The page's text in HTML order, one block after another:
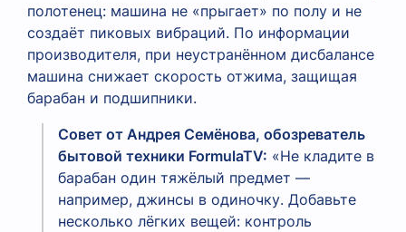
полотенец: машина не «прыгает» по полу и не
создаёт пиковых вибраций. По информации
производителя, при неустранённом дисбалансе
машина снижает скорость отжима, защищая
барабан и подшипники.
Совет от Андрея Семёнова, обозреватель
бытовой техники FormulaTV: «Не кладите в
барабан один тяжёлый предмет —
например, джинсы в одиночку. Добавьте
несколько лёгких вещей: контроль